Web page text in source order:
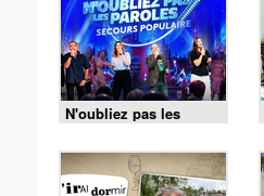
N'oubliez pas les
paroles